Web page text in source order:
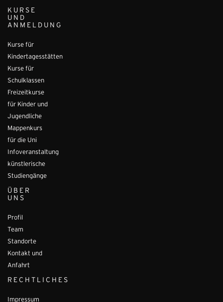
KURSE
UND
ANMELDUNG
Kurse für
Kindertagesstätten
Kurse für
Schulklassen
Freizeitkurse
für Kinder und
Jugendliche
Mappenkurs
für die Uni
Infoveranstaltung
künstlerische
Studiengänge
ÜBER
UNS
Profil
Team
Standorte
Kontakt und
Anfahrt
RECHTLICHES
Impressum